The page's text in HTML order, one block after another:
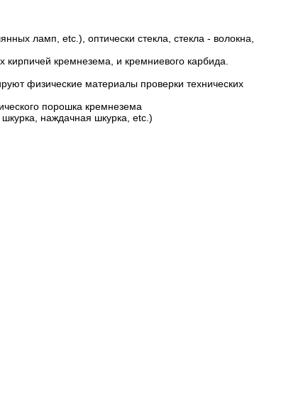
ламп, etc.), оптически стекла, стекла - волокна,
кремнезема, и кремниевого карбида.
физические материалы проверки технических
порошка кремнезема
наждачная шкурка, etc.)